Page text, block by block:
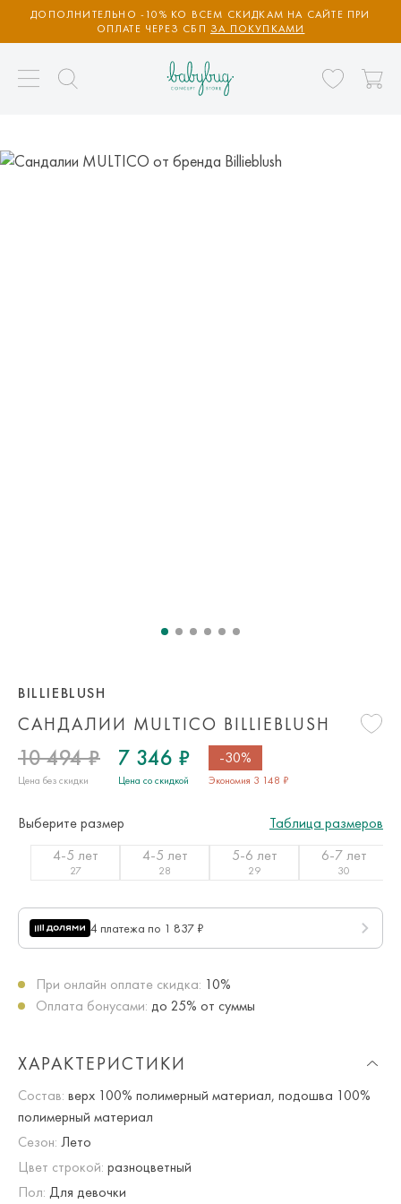
ДОПОЛНИТЕЛЬНО -10% КО ВСЕМ СКИДКАМ НА САЙТЕ ПРИ
ОПЛАТЕ ЧЕРЕЗ СБП ЗА ПОКУПКАМИ
САНДАЛИИ MULTICO BILLIEBLUSH
BILLIEBLUSH
10 494 ₽
Цена без скидки
7 346 ₽
Цена со скидкой
-30%
Экономия 3 148 ₽
Выберите размер
Таблица размеров
4-5 лет
27
4-5 лет
28
5-6 лет
29
6-7 лет
30
4 платежа по 1 837 ₽
При онлайн оплате скидка: 10%
Оплата бонусами: до 25% от суммы
ХАРАКТЕРИСТИКИ
Состав: верх 100% полимерный материал, подошва 100%
полимерный материал
Сезон: Лето
Цвет строкой: разноцветный
Пол: Для девочки